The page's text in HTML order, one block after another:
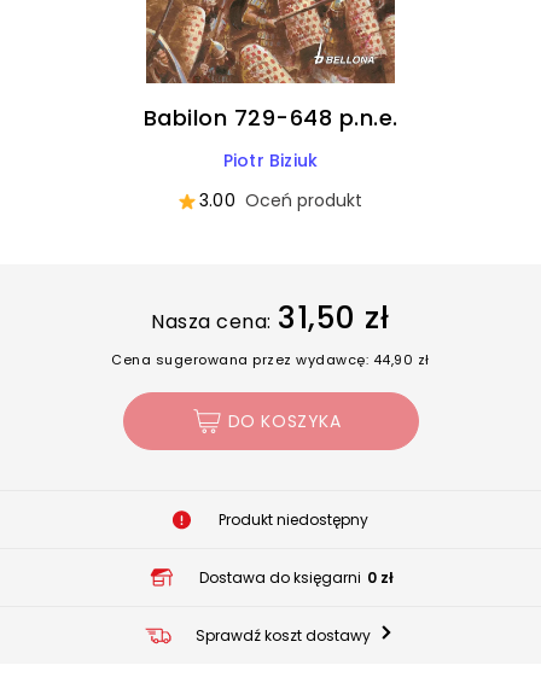
Babilon 729-648 p.n.e.
Piotr Biziuk
3.00 Oceń produkt
Nasza cena: 31,50 zł
Cena sugerowana przez wydawcę: 44,90 zł
DO KOSZYKA
Produkt niedostępny
Dostawa do księgarni 0 zł
Sprawdź koszt dostawy